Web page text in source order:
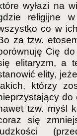
wyłazi na
religijne
co w
za tzw.
Cię
elitaryzm, a
elity,
którzy
do
tzw. myśl
się
ludzkości